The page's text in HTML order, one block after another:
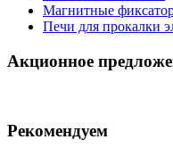
Магнитные
Печи для прокалки
Акционное
Рекомендуем